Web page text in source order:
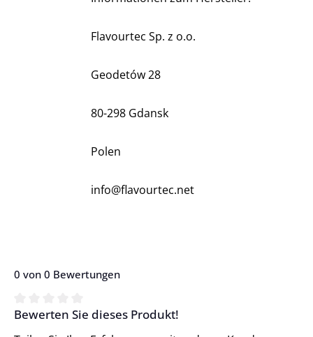
Flavourtec Sp. z o.o.
Geodetów 28
80-298 Gdansk
Polen
info@flavourtec.net
0 von 0 Bewertungen
Durchschnittliche Bewertung von 0 von 5 Sternen
Bewerten Sie dieses Produkt!